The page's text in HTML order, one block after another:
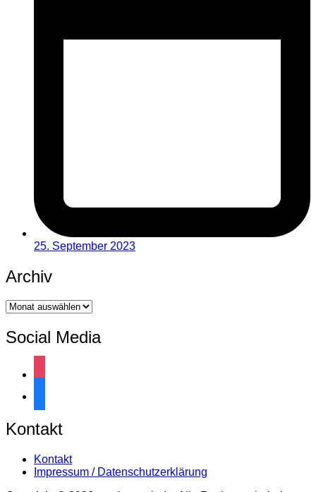
25. September 2023
Archiv
Archiv
Social Media
Kontakt
Kontakt
Impressum / Datenschutzerklärung